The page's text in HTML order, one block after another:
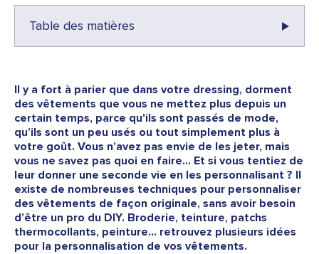
Table des matières
Il y a fort à parier que dans votre dressing, dorment
des vêtements que vous ne mettez plus depuis un
certain temps, parce qu'ils sont passés de mode,
qu’ils sont un peu usés ou tout simplement plus à
votre goût. Vous n’avez pas envie de les jeter, mais
vous ne savez pas quoi en faire… Et si vous tentiez de
leur donner une seconde vie en les personnalisant ? Il
existe de nombreuses techniques pour personnaliser
des vêtements de façon originale, sans avoir besoin
d’être un pro du DIY. Broderie, teinture, patchs
thermocollants, peinture… retrouvez plusieurs idées
pour la personnalisation de vos vêtements.